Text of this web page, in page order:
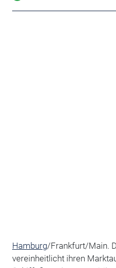
Hamburg/Frankfurt/Main.
vereinheitlicht ihren